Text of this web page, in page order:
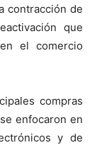
contracción de
que
el comercio
compras
enfocaron en
y de